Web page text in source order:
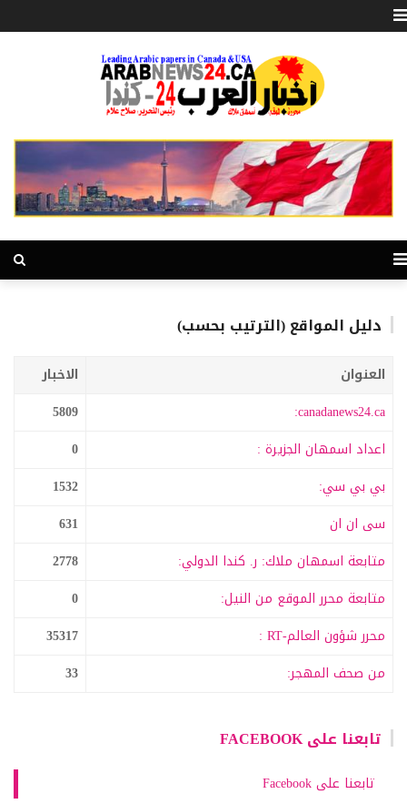
دليل المواقع (الترتيب بحسب)
العنوان
الاخبار
canadanews24.ca:
5809
اعداد اسمهان الجزيرة :
0
بي بي سي:
1532
سى ان ان
631
متابعة اسمهان ملاك: ر. كندا الدولي:
2778
متابعة محرر الموقع من النيل:
0
محرر شؤون العالم-RT :
35317
من صحف المهجر:
33
تابعنا على FACEBOOK
تابعنا على Facebook